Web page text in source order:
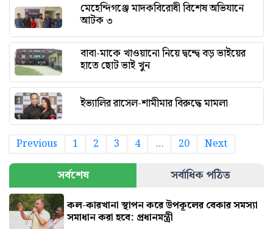
মেহেন্দিগঞ্জে মাদকবিরোধী বিশেষ অভিযানে
আটক ৩
বাবা-মাকে খাওয়ানো নিয়ে দ্বন্দ্বে বড় ভাইয়ের
হাতে ছোট ভাই খুন
ইভ্যালির রাসেল-শামীমার বিরুদ্ধে মামলা
Previous 1 2 3 4 … 20 Next
সর্বশেষ সর্বাধিক পঠিত
কল-কারখানা স্থাপন করে উপকূলের বেকার সমস্যা
সমাধান করা হবে: প্রধানমন্ত্রী